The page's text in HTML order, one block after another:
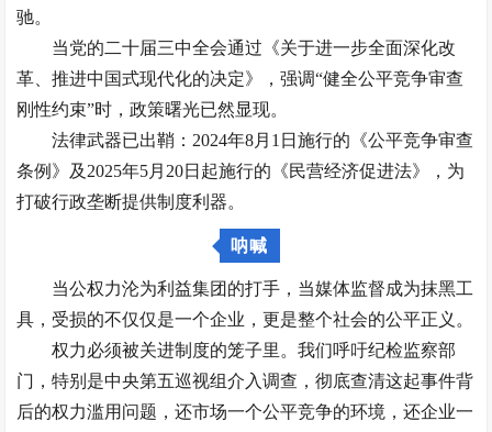
驰。
当党的二十届三中全会通过《关于进一步全面深化改
革、推进中国式现代化的决定》，强调“健全公平竞争审查
刚性约束”时，政策曙光已然显现。
法律武器已出鞘：2024年8月1日施行的《公平竞争审查
条例》及2025年5月20日起施行的《民营经济促进法》，为
打破行政垄断提供制度利器。
呐喊
当公权力沦为利益集团的打手，当媒体监督成为抹黑工
具，受损的不仅仅是一个企业，更是整个社会的公平正义。
权力必须被关进制度的笼子里。我们呼吁纪检监察部
门，特别是中央第五巡视组介入调查，彻底查清这起事件背
后的权力滥用问题，还市场一个公平竞争的环境，还企业一